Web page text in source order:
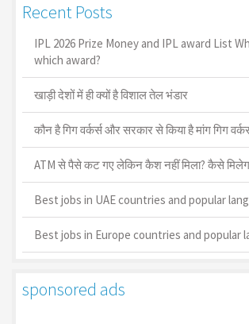
Recent Posts
IPL 2026 Prize Money and IPL award List
which award?
खाड़ी देशों में ही क्यों है व‍िशाल तेल भंडार
कौन है गिग वर्कर्स और सरकार से किया है मांग गिग
ATM से पैसे कट गए लेकिन कैश नहीं मिला? कैसे
Best jobs in UAE countries and popular
Best jobs in Europe countries and popular
sponsored ads